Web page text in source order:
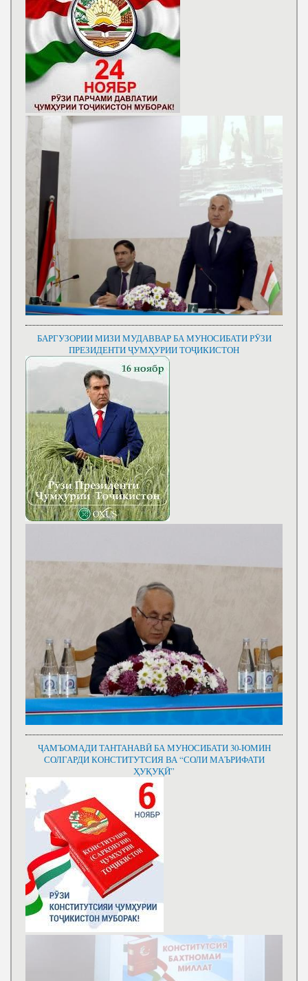
БАРГУЗОРИИ МИЗИ МУДАВВАР БА МУНОСИБАТИ РӮЗИ
ПРЕЗИДЕНТИ ҶУМҲУРИИ ТОҶИКИСТОН
ҶАМЪОМАДИ ТАНТАНАВӢ БА МУНОСИБАТИ 30-ЮМИН
СОЛГАРДИ КОНСТИТУТСИЯ ВА “СОЛИ МАЪРИФАТИ
ҲУҚУҚӢ”